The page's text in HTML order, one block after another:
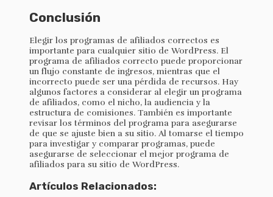
Conclusión
Elegir los programas de afiliados correctos es
importante para cualquier sitio de WordPress. El
programa de afiliados correcto puede proporcionar
un flujo constante de ingresos, mientras que el
incorrecto puede ser una pérdida de recursos. Hay
algunos factores a considerar al elegir un programa
de afiliados, como el nicho, la audiencia y la
estructura de comisiones. También es importante
revisar los términos del programa para asegurarse
de que se ajuste bien a su sitio. Al tomarse el tiempo
para investigar y comparar programas, puede
asegurarse de seleccionar el mejor programa de
afiliados para su sitio de WordPress.
Artículos Relacionados: